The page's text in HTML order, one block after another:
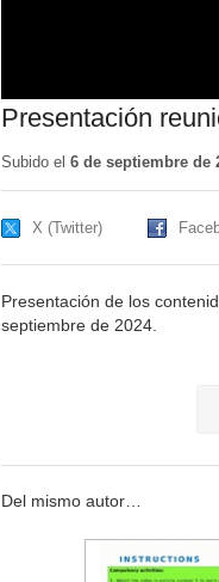
Presentación
Subido el 6 de septiembre de
X (Twitter)
Presentación de los
septiembre de 2024.
Del mismo autor…